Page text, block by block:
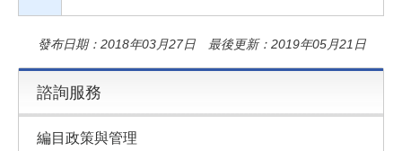
發布日期：2018年03月27日 最後更新：2019年05月21日
諮詢服務
編目政策與管理